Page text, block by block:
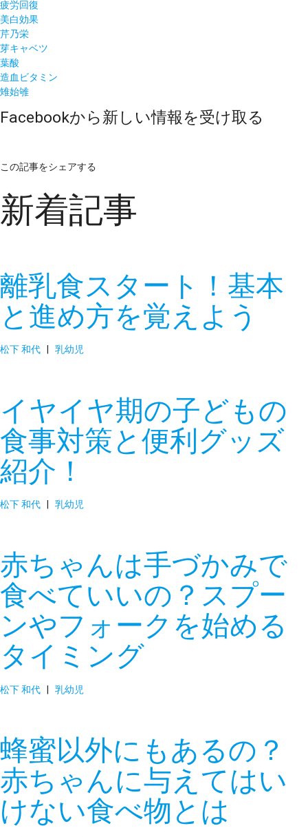
疲労回復
美白効果
芹乃栄
芽キャベツ
葉酸
造血ビタミン
雉始雊
Facebookから新しい情報を受け取る
この記事をシェアする
新着記事
離乳食スタート！基本
と進め方を覚えよう
松下 和代 | 乳幼児
イヤイヤ期の子どもの
食事対策と便利グッズ
紹介！
松下 和代 | 乳幼児
赤ちゃんは手づかみで
食べていいの？スプー
ンやフォークを始める
タイミング
松下 和代 | 乳幼児
蜂蜜以外にもあるの？
赤ちゃんに与えてはい
けない食べ物とは